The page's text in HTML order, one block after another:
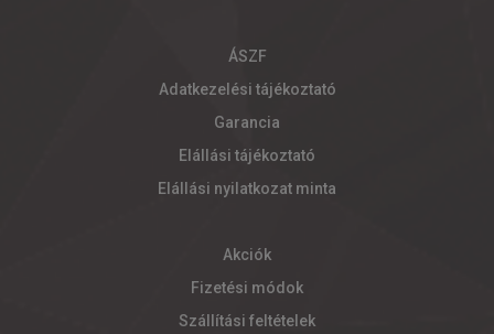
ÁSZF
Adatkezelési tájékoztató
Garancia
Elállási tájékoztató
Elállási nyilatkozat minta
Akciók
Fizetési módok
Szállítási feltételek